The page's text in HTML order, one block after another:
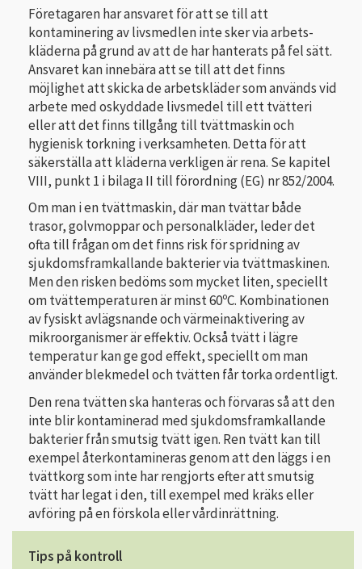
Företagaren har ansvaret för att se till att
kontaminering av livsmedlen inte sker via arbets­
kläderna på grund av att de har hanterats på fel sätt.
Ansvaret kan innebära att se till att det finns
möjlighet att skicka de arbetskläder som används vid
arbete med oskyddade livsmedel till ett tvätteri
eller att det finns tillgång till tvättmaskin och
hygienisk torkning i verksamheten. Detta för att
säkerställa att kläderna verkligen är rena. Se kapitel
VIII, punkt 1 i bilaga II till förordning (EG) nr 852/2004.
Om man i en tvättmaskin, där man tvättar både
trasor, golvmoppar och personalkläder, leder det
ofta till frågan om det finns risk för spridning av
sjukdomsframkallande bakterier via tvättmaskinen.
Men den risken bedöms som mycket liten, speciellt
om tvättemperaturen är minst 60ºC. Kombinationen
av fysiskt avlägsnande och värmeinaktivering av
mikroorganismer är effektiv. Också tvätt i lägre
temperatur kan ge god effekt, speciellt om man
använder blekmedel och tvätten får torka ordentligt.
Den rena tvätten ska hanteras och förvaras så att den
inte blir konta­minerad med sjukdomsframkallande
bakterier från smutsig tvätt igen. Ren tvätt kan till
exempel återkontamineras genom att den läggs i en
tvättkorg som inte har rengjorts efter att smutsig
tvätt har legat i den, till exempel med kräks eller
avföring på en förskola eller vårdinrättning.
Tips på kontroll